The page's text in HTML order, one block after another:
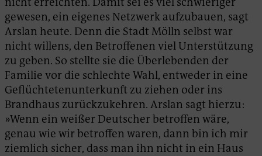
gewesen, ein eigenes Netzwerk aufzubauen, sagt
Arslan heute. Denn die Stadt Mölln selbst war
nicht willens, den Betroffenen viel Unterstützung
zu geben. So stellte sie die Überlebenden der
Familie vor die schlechte Wahl, entweder in eine
Geflüchtetenunterkunft zu ziehen oder ins
Brandhaus zurückzukehren. Arslan sagt hierzu:
»Wenn ein weißer Deutscher betroffen wäre,
genau wie wir betroffen waren, dann bin ich mir
ziemlich sicher, dass man ihn nicht in ein Haus